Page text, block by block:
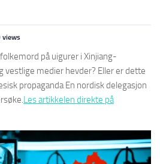
views
på uigurer i Xinjiang-
vestlige medier hevder? Eller er dette
propaganda En nordisk delegasjon
Les artikkelen direkte på